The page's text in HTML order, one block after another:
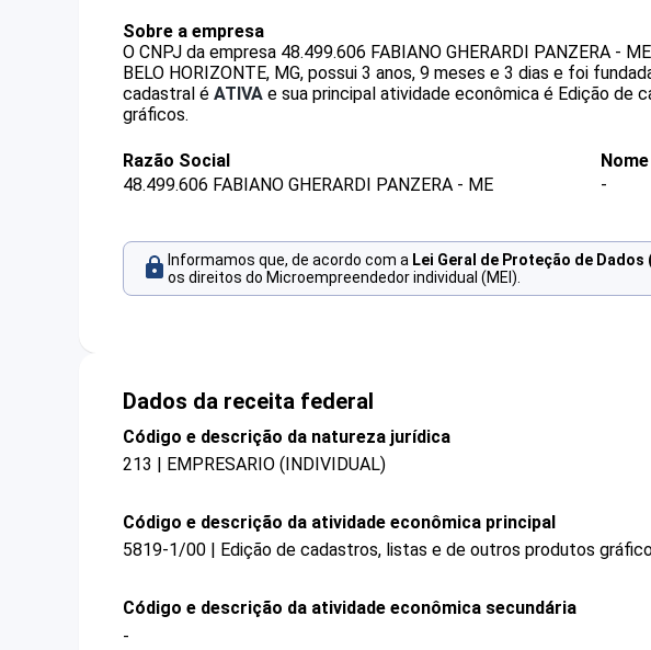
Sobre a empresa
O CNPJ da empresa 48.499.606 FABIANO GHERARDI PANZERA - ME
BELO HORIZONTE, MG, possui 3 anos, 9 meses e 3 dias e foi
cadastral é ATIVA e sua principal atividade econômica é Edição de
gráficos.
Razão Social
48.499.606 FABIANO GHERARDI PANZERA - ME
-
Informamos que, de acordo com a Lei Geral de Proteção de Dados
os direitos do Microempreendedor individual (MEI).
Dados da receita federal
Código e descrição da natureza jurídica
213 | EMPRESARIO (INDIVIDUAL)
Código e descrição da atividade econômica principal
5819-1/00 | Edição de cadastros, listas e de outros produtos
Código e descrição da atividade econômica secundária
-